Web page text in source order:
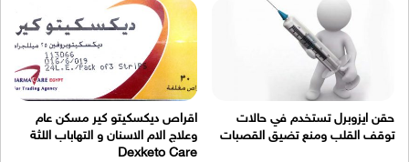
حقن ايزوبرل تستخدم في حالات
توقف القلب ومنع تضيق القصبات
اقراص ديكسكيتو كير مسكن عام
وعلاج الام الاسنان و التهاباب اللثة
Dexketo Care